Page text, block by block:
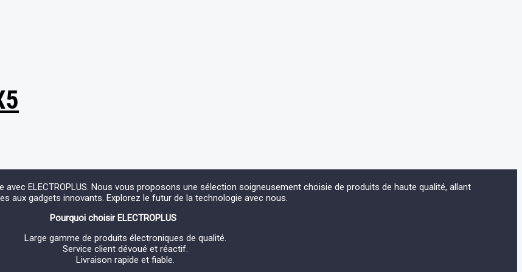
ELECTROPLUS. Nous vous proposons une sélection soigneusement choisie de produits de haute qualité, allant
aux gadgets innovants. Explorez le futur de la technologie avec nous.
Pourquoi choisir ELECTROPLUS
Large gamme de produits électroniques de qualité.
Service client dévoué et réactif.
Livraison rapide et fiable.